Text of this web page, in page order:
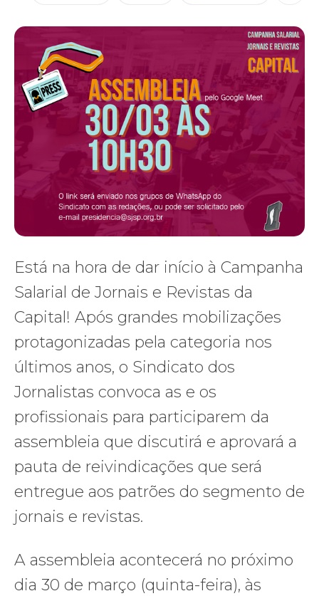
Está na hora de dar início à Campanha
Salarial de Jornais e Revistas da
Capital! Após grandes mobilizações
protagonizadas pela categoria nos
últimos anos, o Sindicato dos
Jornalistas convoca as e os
profissionais para participarem da
assembleia que discutirá e aprovará a
pauta de reivindicações que será
entregue aos patrões do segmento de
jornais e revistas.
A assembleia acontecerá no próximo
dia 30 de março (quinta-feira), às